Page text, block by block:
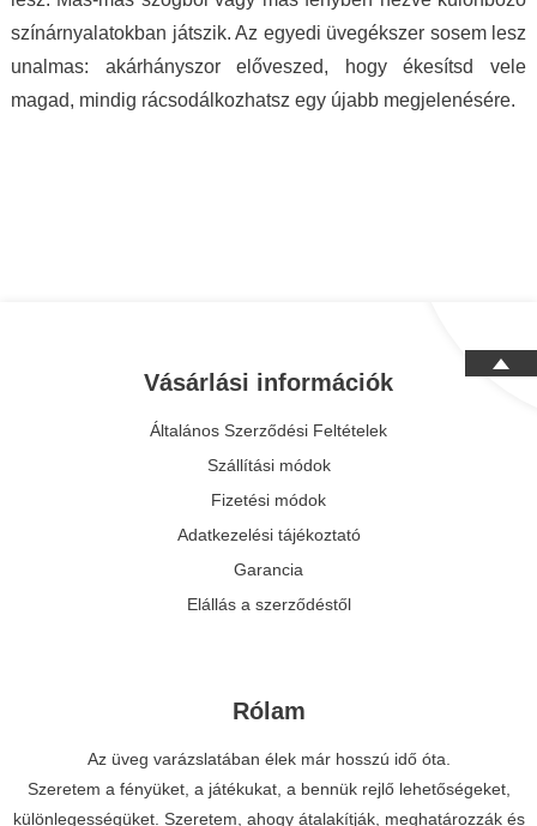
színárnyalatokban játszik. Az egyedi üvegékszer sosem lesz
unalmas: akárhányszor előveszed, hogy ékesítsd vele
magad, mindig rácsodálkozhatsz egy újabb megjelenésére.
Vásárlási információk
Általános Szerződési Feltételek
Szállítási módok
Fizetési módok
Adatkezelési tájékoztató
Garancia
Elállás a szerződéstől
Rólam
Az üveg varázslatában élek már hosszú idő óta.
Szeretem a fényüket, a játékukat, a bennük rejlő lehetőségeket,
különlegességüket. Szeretem, ahogy átalakítják, meghatározzák és